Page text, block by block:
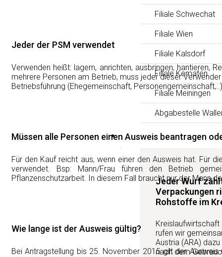
Filiale Schwechat
Filiale Wien
Filiale Kalsdorf
Filiale Kematen
Filiale Meiningen
Abgabestelle
News
Jeder Wurf
Verpackungen
Rohstoffe im
Kreislaufwirtschaft
rufen wir
Austria (ARA)
nach dem
Jeder der PSM verwendet
Verwenden heißt: lagern, anrichten, ausbringen, hantieren,
mehrere Personen am Betrieb, muss jeder dieser
Betriebsführung (Ehegemeinschaft, Personengemeinschaft,..)
Müssen alle Personen einen Ausweis beantragen
Für den Kauf reicht aus, wenn einer den Ausweis hat. Für
verwendet. Bsp: Mann/Frau führen den Betrieb
Pflanzenschutzarbeit. In diesem Fall braucht nur der Mann
Wie lange ist der Ausweis gültig?
Bei Antragstellung bis 25. November 2015 gilt der